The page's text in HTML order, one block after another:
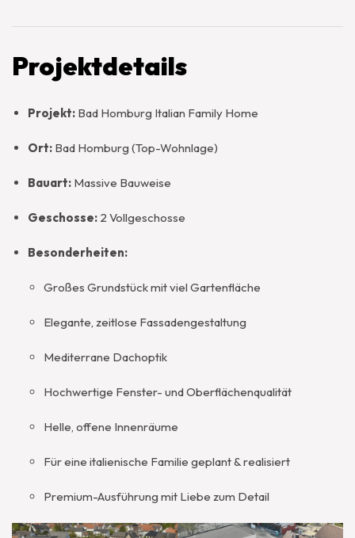
Projektdetails
Projekt: Bad Homburg Italian Family Home
Ort: Bad Homburg (Top-Wohnlage)
Bauart: Massive Bauweise
Geschosse: 2 Vollgeschosse
Besonderheiten:
Großes Grundstück mit viel Gartenfläche
Elegante, zeitlose Fassadengestaltung
Mediterrane Dachoptik
Hochwertige Fenster- und Oberflächenqualität
Helle, offene Innenräume
Für eine italienische Familie geplant & realisiert
Premium-Ausführung mit Liebe zum Detail